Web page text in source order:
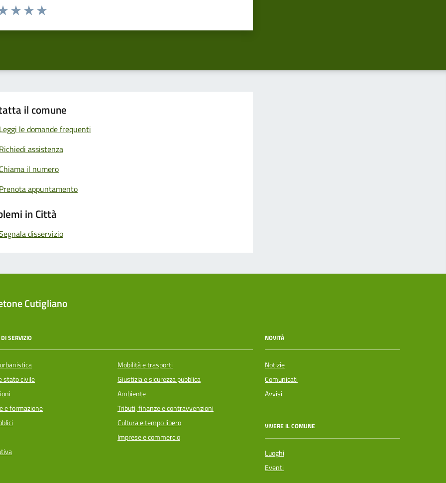
da 1 a 5 stelle la pagina
il comune
Leggi le domande frequenti
Richiedi assistenza
Chiama il numero
Prenota appuntamento
in Città
disservizio
Cutigliano
SERVIZIO
stato civile
e formazione
Mobilità e trasporti
Giustizia e sicurezza pubblica
Ambiente
Tributi, finanze e contravvenzioni
Cultura e tempo libero
Imprese e commercio
NOVITÀ
Notizie
Comunicati
Avvisi
VIVERE IL COMUNE
Luoghi
Eventi